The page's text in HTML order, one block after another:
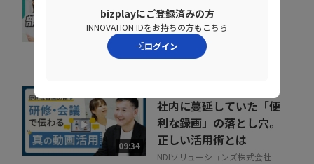
07:52
くのか？質問対応の時間
をゼロにする方法
NDIソリューションズ株式会社
09:34
社内に蔓延していた「便
利な録画」の落とし穴。
正しい活用術とは
NDIソリューションズ株式会社
bizplayにご登録済みの方
INNOVATION IDをお持ちの方もこちら
ログイン